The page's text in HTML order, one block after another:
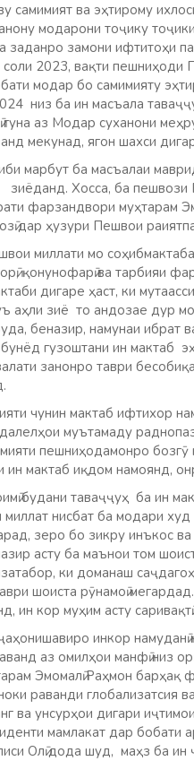
самимият ва эҳтирому
модарони тоҷику
заданро замони ифтитоҳи
2023, вақти
модар бо самимияту
низ ба ин масъала
аз Модар суханони
мекунад, ягон шахси
марбут ба масъалаи
зиёданд. Хосса, ба
фарзандвори муҳтарам
дар ҳузури Пешвои
миллати мо
қонунофарӣ ва
дигаре ҳаст, ки
аҳли зиё то андозае дур
беназир, намунаи ибрат
гузоштани ин мактаб
занонро таври
чунин мактаб ифтихор
муътамаду
пешниҳодамонро
ин мактаб иқдом намоянд,
будани таваҷҷуҳ ба ин
нисбат ба модари
зеро бо зикру инъкос
асту ба маънои том
ки доманаш
шоиста рӯнамоӣ
ин кор муҳим асту саривақтӣ.
инкор
аз омилҳои манфӣ низ
Эмомалӣ Раҳмон
раванди
ва унсурҳои дигари
мамлакат дар
Олӣ дода шуд, маҳз ба ин